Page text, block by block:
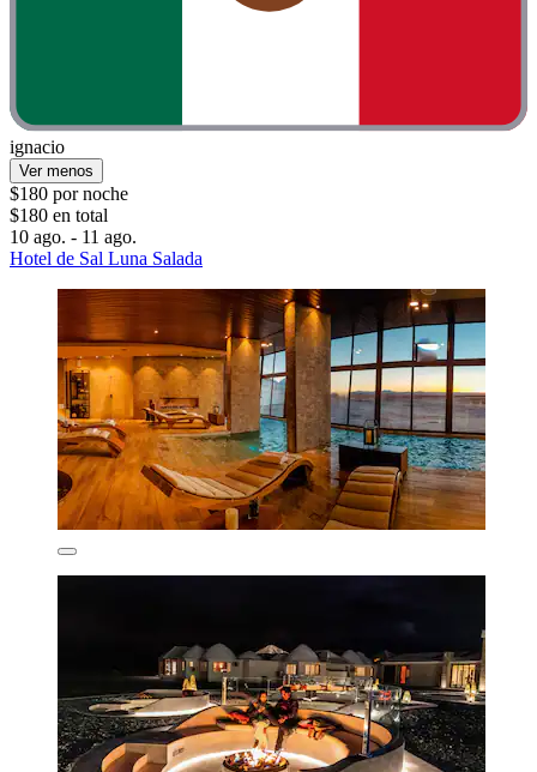
ignacio
Ver menos
$180 por noche
$180 en total
10 ago. - 11 ago.
Hotel de Sal Luna Salada